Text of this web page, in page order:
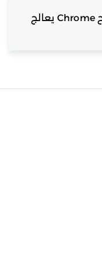
جوجل تصدر تحديثاً ضخماً لمتصفح Chrome يعالج